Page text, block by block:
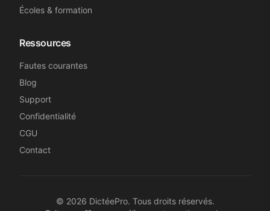
Écoles & formation
Ressources
Fautes courantes
Blog
Support
Confidentialité
CGU
Contact
© 2026 DictéePro. Tous droits réservés.